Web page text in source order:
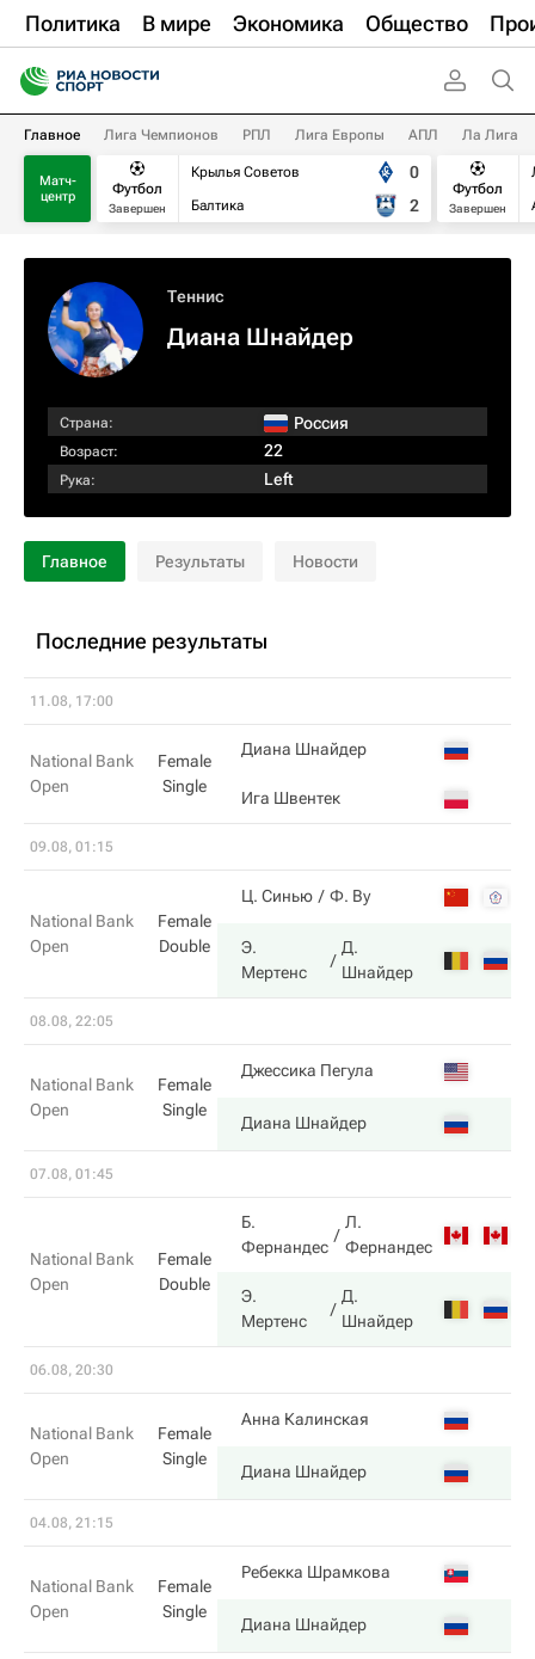
Политика В мире Экономика Общество
Главное Лига Чемпионов РПЛ Лига Европы АПЛ Ла Лига
Матч-
центр
Футбол
Завершен
Крылья Советов
Балтика
0
2
Футбол
Завершен
Теннис
Диана Шнайдер
Страна: Россия
Возраст: 22
Рука: Left
Главное Результаты Новости
Последние результаты
11.08, 17:00
National Bank
Open
Female
Single
Диана Шнайдер
Ига Швентек
09.08, 01:15
National Bank
Open
Female
Double
Ц. Синью Ф. Ву
Э.
Мертенс
Д.
Шнайдер
08.08, 22:05
National Bank
Open
Female
Single
Джессика Пегула
Диана Шнайдер
07.08, 01:45
National Bank
Open
Female
Double
Б.
Фернандес
Л.
Фернандес
Э.
Мертенс
Д.
Шнайдер
06.08, 20:30
National Bank
Open
Female
Single
Анна Калинская
Диана Шнайдер
04.08, 21:15
National Bank
Open
Female
Single
Ребекка Шрамкова
Диана Шнайдер